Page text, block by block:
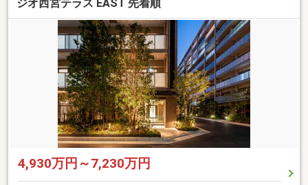
ジオ西宮テラス EAST 先着順
4,930万円～7,230万円